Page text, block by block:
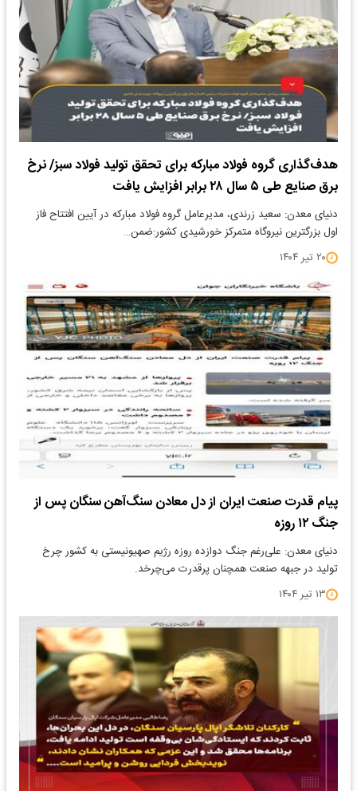
هدف‌گذاری گروه فولاد مبارکه برای تحقق تولید فولاد سبز/ نرخ
برق صنایع طی ۵ سال ۲۸ برابر افزایش‌ یافت
دنیای معدن: سعید زرندی، مدیرعامل گروه فولاد مبارکه در آیین افتتاح فاز
اول بزرگترین نیروگاه متمرکز خورشیدی کشور:ضمن…
۲۰ تیر ۱۴۰۴
پیام قدرت صنعت ایران از دل معادن سنگ‌آهن سنگان پس از
جنگ ۱۲ روزه
دنیای معدن: علی‌رغم جنگ دوازده ‌روزه رژیم صهیونیستی به کشور چرخ
تولید در جبهه صنعت همچنان پرقدرت می‌چرخد.
۱۳ تیر ۱۴۰۴